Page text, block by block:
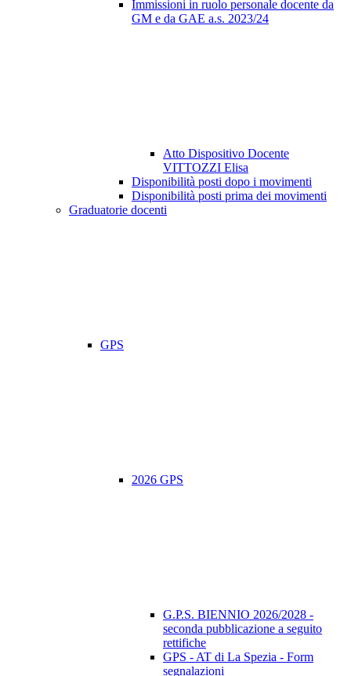
Immissioni in ruolo personale docente da
GM e da GAE a.s. 2023/24
Atto Dispositivo Docente
VITTOZZI Elisa
Disponibilità posti dopo i movimenti
Disponibilità posti prima dei movimenti
Graduatorie docenti
GPS
2026 GPS
G.P.S. BIENNIO 2026/2028 -
seconda pubblicazione a seguito
rettifiche
GPS - AT di La Spezia - Form
segnalazioni